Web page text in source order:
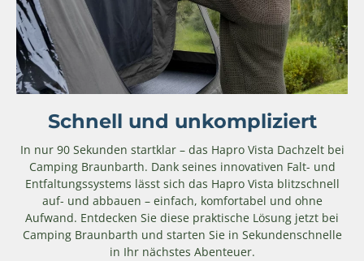
Schnell und unkompliziert
In nur 90 Sekunden startklar – das Hapro Vista Dachzelt bei
Camping Braunbarth. Dank seines innovativen Falt- und
Entfaltungssystems lässt sich das Hapro Vista blitzschnell
auf- und abbauen – einfach, komfortabel und ohne
Aufwand. Entdecken Sie diese praktische Lösung jetzt bei
Camping Braunbarth und starten Sie in Sekundenschnelle
in Ihr nächstes Abenteuer.